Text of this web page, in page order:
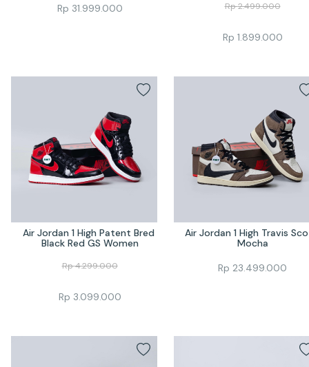
Rp 31.999.000 Rp2.499.000
Rp 1.899.000
Air Jordan 1 High Patent Bred
Black Red GS Women
Rp4.299.000
Rp 3.099.000
Air Jordan 1 High Travis
Mocha
Rp 23.499.000